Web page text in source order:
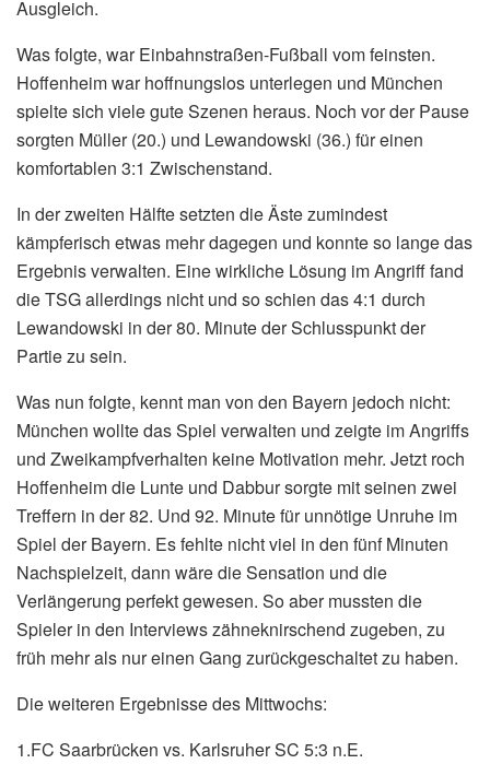
Ausgleich.
Was folgte, war Einbahnstraßen-Fußball vom feinsten.
Hoffenheim war hoffnungslos unterlegen und München
spielte sich viele gute Szenen heraus. Noch vor der Pause
sorgten Müller (20.) und Lewandowski (36.) für einen
komfortablen 3:1 Zwischenstand.
In der zweiten Hälfte setzten die Äste zumindest
kämpferisch etwas mehr dagegen und konnte so lange das
Ergebnis verwalten. Eine wirkliche Lösung im Angriff fand
die TSG allerdings nicht und so schien das 4:1 durch
Lewandowski in der 80. Minute der Schlusspunkt der
Partie zu sein.
Was nun folgte, kennt man von den Bayern jedoch nicht:
München wollte das Spiel verwalten und zeigte im Angriffs
und Zweikampfverhalten keine Motivation mehr. Jetzt roch
Hoffenheim die Lunte und Dabbur sorgte mit seinen zwei
Treffern in der 82. Und 92. Minute für unnötige Unruhe im
Spiel der Bayern. Es fehlte nicht viel in den fünf Minuten
Nachspielzeit, dann wäre die Sensation und die
Verlängerung perfekt gewesen. So aber mussten die
Spieler in den Interviews zähneknirschend zugeben, zu
früh mehr als nur einen Gang zurückgeschaltet zu haben.
Die weiteren Ergebnisse des Mittwochs:
1.FC Saarbrücken vs. Karlsruher SC 5:3 n.E.